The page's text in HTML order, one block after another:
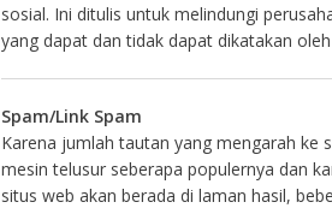
sosial. Ini ditulis untuk melindungi
yang dapat dan tidak dapat dikatakan
Spam/Link Spam
Karena jumlah tautan yang mengarah ke
mesin telusur seberapa populernya dan
situs web akan berada di laman hasil,